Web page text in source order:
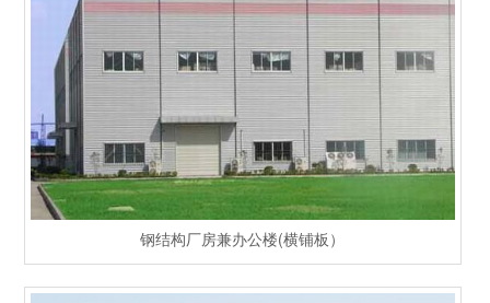
钢结构厂房兼办公楼(横铺板）